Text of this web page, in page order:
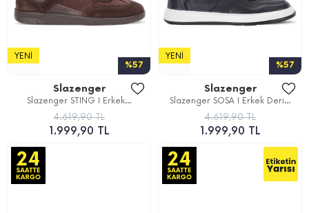
%57
YENI
Slazenger
Slazenger STING I Erkek...
4.619,90 TL
1.999,90 TL
%57
YENI
Slazenger
Slazenger SOSA I Erkek Deri...
4.619,90 TL
1.999,90 TL